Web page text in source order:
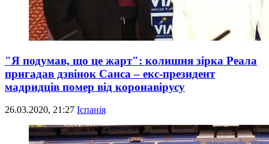
"Я подумав, що це жарт": колишня зірка Реала
пригадав дзвінок Санса – екс-президент
мадридців помер від коронавірусу
26.03.2020, 21:27 Іспанія